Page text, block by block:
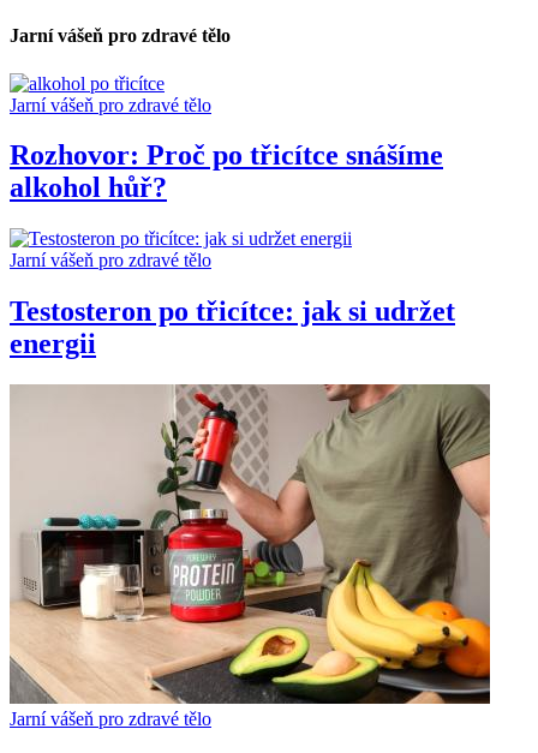
Jarní vášeň pro zdravé tělo
Jarní vášeň pro zdravé tělo
Rozhovor: Proč po třicítce snášíme
alkohol hůř?
Jarní vášeň pro zdravé tělo
Testosteron po třicítce: jak si udržet
energii
Jarní vášeň pro zdravé tělo